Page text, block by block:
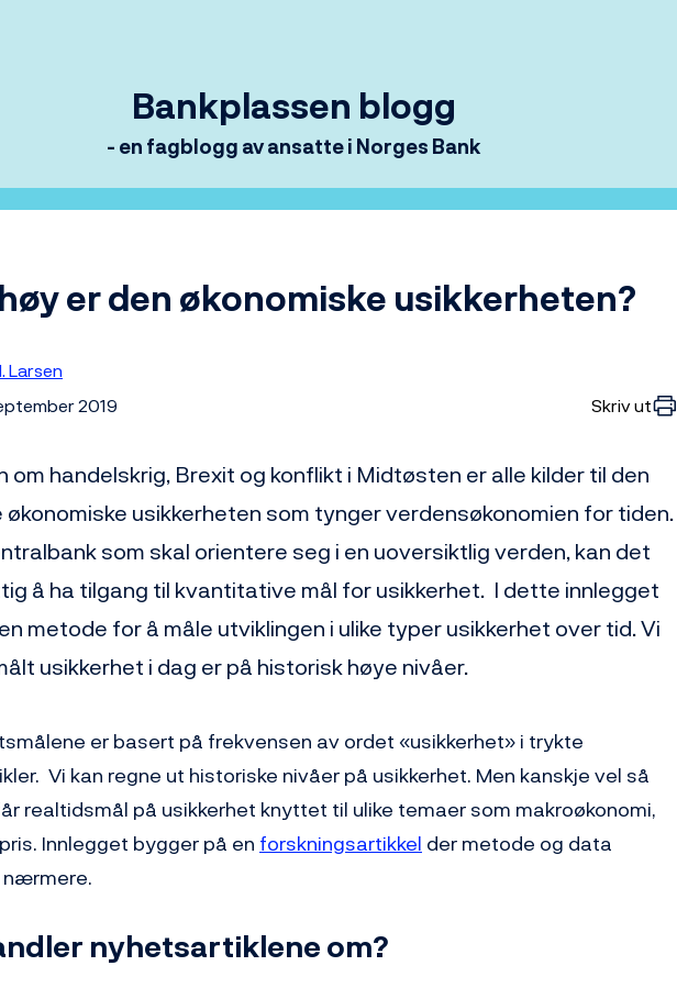
Bankplassen blogg
- en fagblogg av ansatte i Norges Bank
er den økonomiske usikkerheten?
Larsen
2019
Skriv ut
om handelskrig, Brexit og konflikt i Midtøsten er alle kilder til den
økonomiske usikkerheten som tynger verdensøkonomien for tiden.
som skal orientere seg i en uoversiktlig verden, kan det
å ha tilgang til kvantitative mål for usikkerhet. I dette innlegget
metode for å måle utviklingen i ulike typer usikkerhet over tid. Vi
usikkerhet i dag er på historisk høye nivåer.
er basert på frekvensen av ordet «usikkerhet» i trykte
Vi kan regne ut historiske nivåer på usikkerhet. Men kanskje vel så
realtidsmål på usikkerhet knyttet til ulike temaer som makroøkonomi,
Innlegget bygger på en forskningsartikkel der metode og data
nyhetsartiklene om?